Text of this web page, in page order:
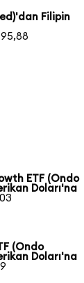
Filipin
ETF (Ondo
Doları'na
(Ondo
Doları'na